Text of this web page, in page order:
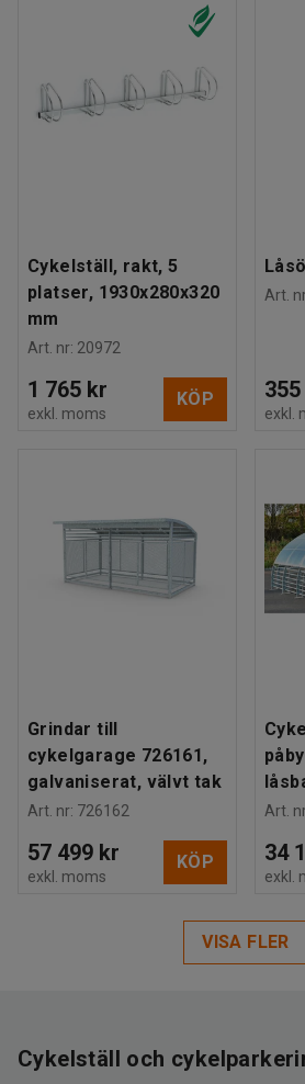
Cykelställ, rakt, 5
platser, 1930x280x320
mm
Art. nr: 20972
1 765 kr
exkl. moms
KÖP
Art.
exkl.
Grindar till
cykelgarage 726161,
galvaniserat, välvt tak
Art. nr: 726162
57 499 kr
exkl. moms
KÖP
Art.
34
exkl.
VISA FLER
Cykelställ och